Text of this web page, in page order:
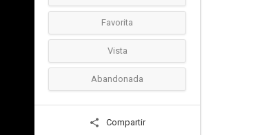
Favorita
Vista
Abandonada
Compartir